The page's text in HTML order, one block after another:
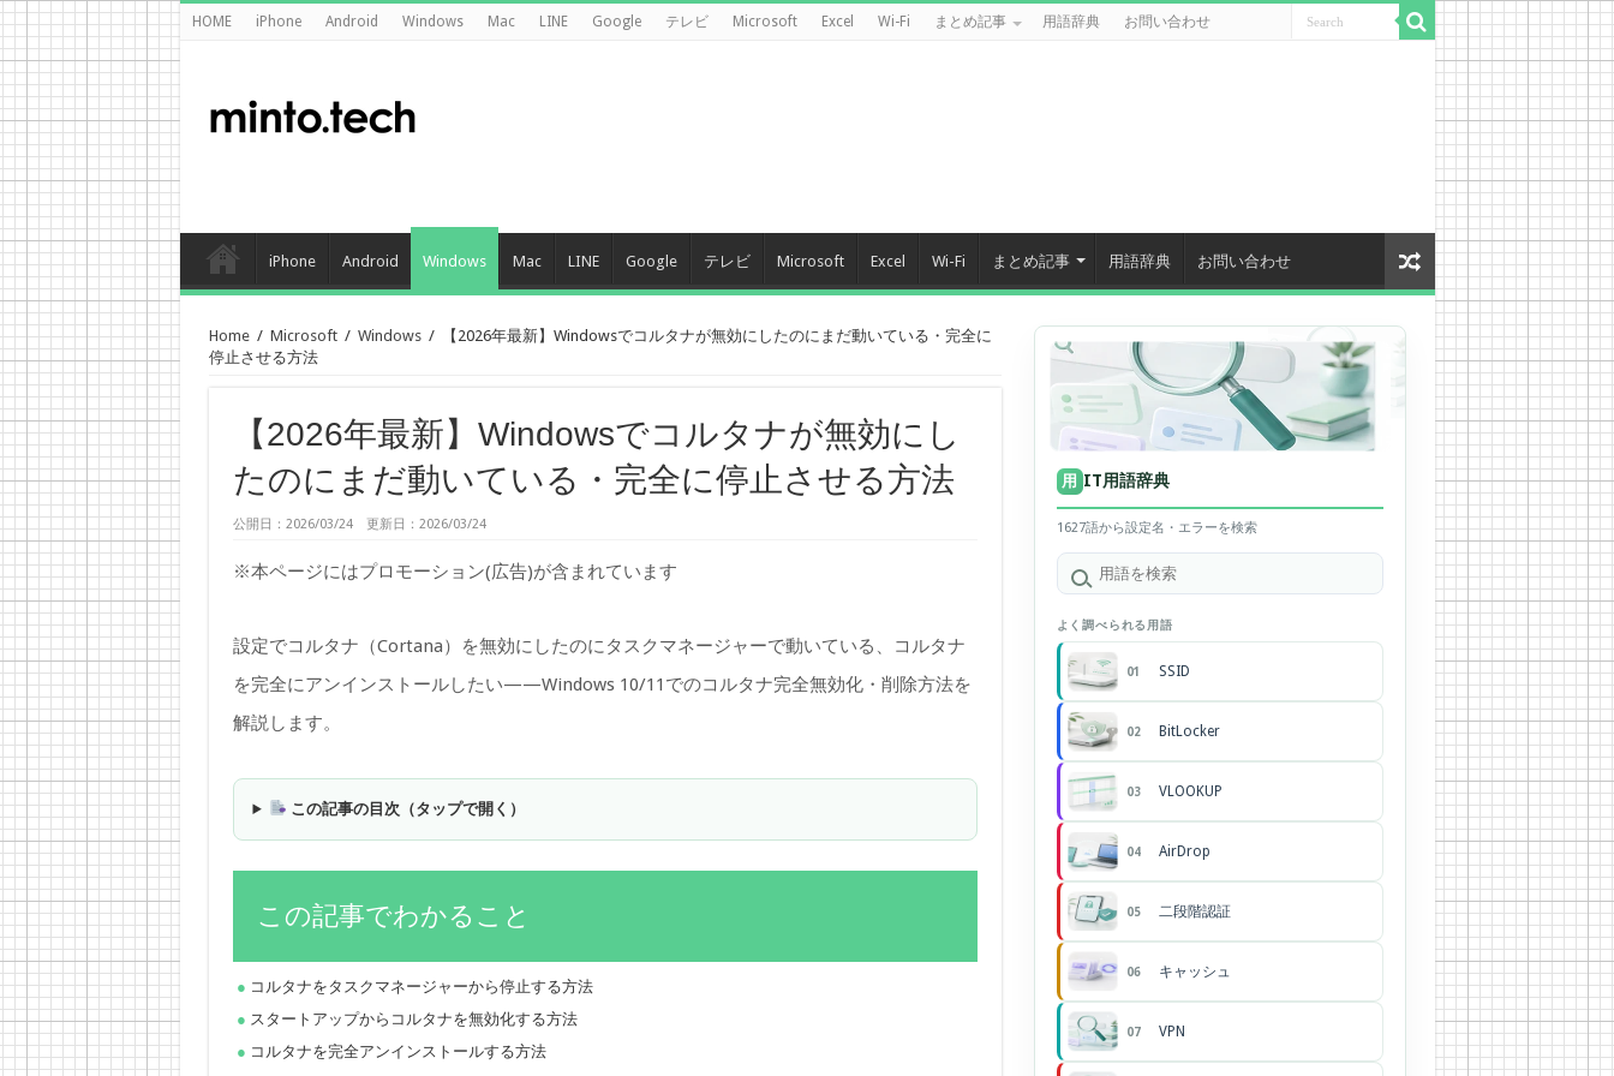
HOME iPhone Android Windows Mac LINE Google テレビ Microsoft Excel Wi-Fi まとめ記事 用語辞典 お問い合わせ
iPhone Android Windows Mac LINE Google テレビ Microsoft Excel Wi-Fi まとめ記事 用語辞典 お問い合わせ
Home / Microsoft / Windows /
【2026年最新】Windowsでコルタナが無効にしたのにまだ動いている・完全に
停止させる方法
【2026年最新】Windowsでコルタナが無効にし
たのにまだ動いている・完全に停止させる方法
公開日：2026/03/24 更新日：2026/03/24
※本ページにはプロモーション(広告)が含まれています
設定でコルタナ（Cortana）を無効にしたのにタスクマネージャーで動いている、コルタナ
を完全にアンインストールしたい——Windows 10/11でのコルタナ完全無効化・削除方法を
解説します。
この記事の目次（タップで開く）
この記事でわかること
コルタナをタスクマネージャーから停止する方法
スタートアップからコルタナを無効化する方法
コルタナを完全アンインストールする方法
用 IT用語辞典
1627語から設定名・エラーを検索
よく調べられる用語
01 SSID
02 BitLocker
03 VLOOKUP
04 AirDrop
05 二段階認証
06 キャッシュ
07 VPN